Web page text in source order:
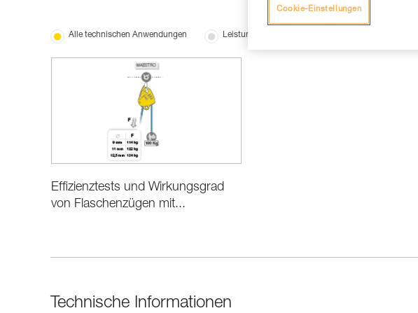
Alle technischen Anwendungen Leistung und Produktinformationen
Effizienztests und Wirkungsgrad
von Flaschenzügen mit...
Technische Informationen
Cookie-Einstellungen